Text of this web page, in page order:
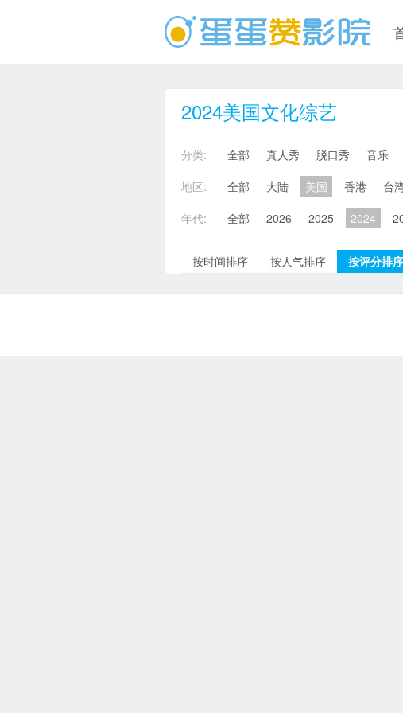
2024美国文化综艺
分类: 全部 真人秀 脱口秀 音乐
地区:
全部 大陆 美国 香港 台
年代:
全部 2026 2025 2024
按时间排序 按人气排序 按评分排序